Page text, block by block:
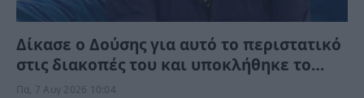
Δίκασε ο Δούσης για αυτό το περιστατικό
στις διακοπές του και υποκλήθηκε το
ίντερνετ – “Θέλεις να κάνεις την παραλία
Πα, 7 Αυγ 2026 10:04